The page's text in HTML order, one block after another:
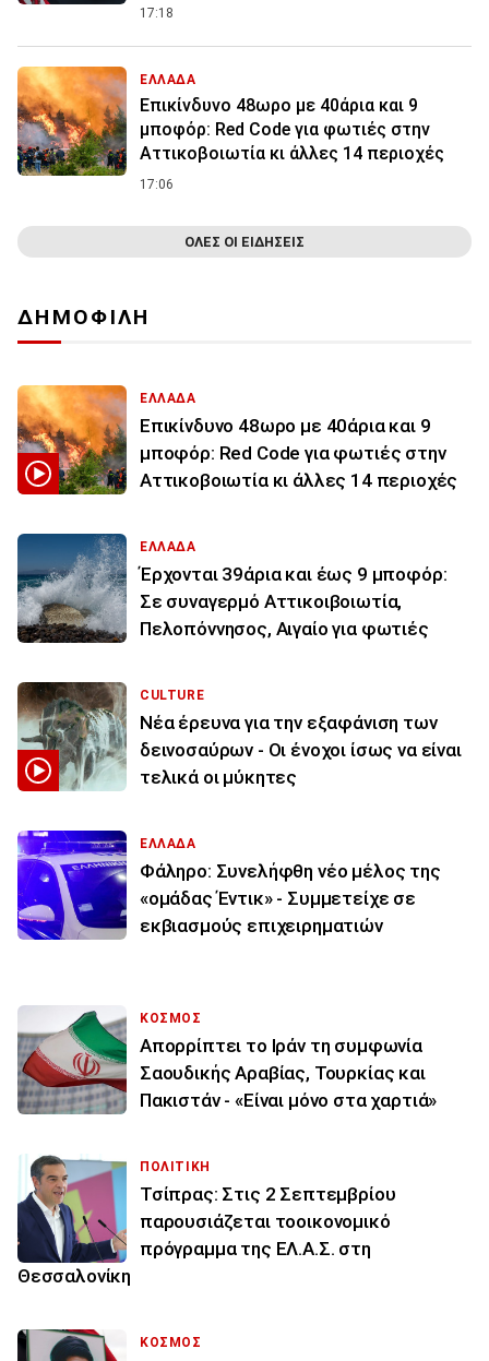
17:18
ΕΛΛΑΔΑ
Επικίνδυνο 48ωρο με 40άρια και 9
μποφόρ: Red Code για φωτιές στην
Αττικοβοιωτία κι άλλες 14 περιοχές
17:06
ΟΛΕΣ ΟΙ ΕΙΔΗΣΕΙΣ
ΔΗΜΟΦΙΛΗ
ΕΛΛΑΔΑ
Επικίνδυνο 48ωρο με 40άρια και 9
μποφόρ: Red Code για φωτιές στην
Αττικοβοιωτία κι άλλες 14 περιοχές
ΕΛΛΑΔΑ
Έρχονται 39άρια και έως 9 μποφόρ:
Σε συναγερμό Αττικοιβοιωτία,
Πελοπόννησος, Αιγαίο για φωτιές
CULTURE
Νέα έρευνα για την εξαφάνιση των
δεινοσαύρων - Οι ένοχοι ίσως να είναι
τελικά οι μύκητες
ΕΛΛΑΔΑ
Φάληρο: Συνελήφθη νέο μέλος της
«ομάδας Έντικ» - Συμμετείχε σε
εκβιασμούς επιχειρηματιών
ΚΟΣΜΟΣ
Απορρίπτει το Ιράν τη συμφωνία
Σαουδικής Αραβίας, Τουρκίας και
Πακιστάν - «Είναι μόνο στα χαρτιά»
ΠΟΛΙΤΙΚΗ
Τσίπρας: Στις 2 Σεπτεμβρίου
παρουσιάζεται τοοικονομικό
πρόγραμμα της ΕΛ.Α.Σ. στη
Θεσσαλονίκη
ΚΟΣΜΟΣ